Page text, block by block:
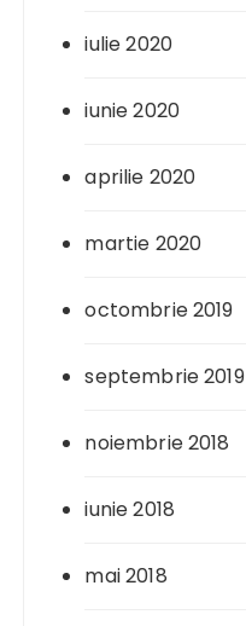
iulie 2020
iunie 2020
aprilie 2020
martie 2020
octombrie 2019
septembrie 2019
noiembrie 2018
iunie 2018
mai 2018